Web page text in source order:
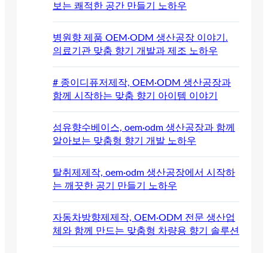
보는 쾌적한 공간 만들기 노하우
병원향 제품 OEM·ODM 생산공장 이야기.
의료기관 맞춤 향기 개발과 제조 노하우
# 종이디퓨저제작, OEM·ODM 생산공장과
함께 시작하는 맞춤 향기 아이템 이야기
섬유향수베이스, oem·odm 생산공장과 함께
알아보는 맞춤형 향기 개발 노하우
탈취제제작, oem·odm 생산공장에서 시작하
는 깨끗한 공기 만들기 노하우
자동차방향제제작, OEM·ODM 전문 생산업
체와 함께 만드는 맞춤형 차량용 향기 솔루션